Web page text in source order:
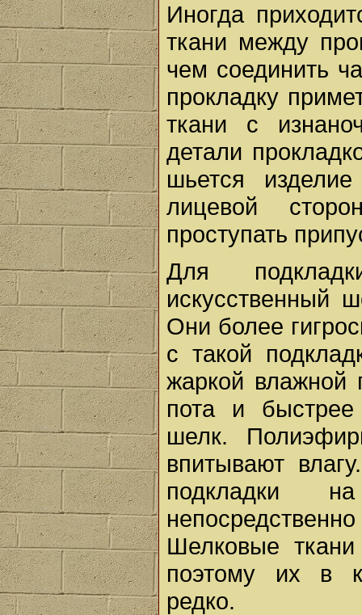
Иногда
ткани между
чем соединить
прокладку
ткани с
детали
шьется
лицевой
проступать
Для
искусственный
Они более
с такой
жаркой влажной
пота и быстрее
шелк.
впитывают
подкладки
Шелковые
поэтому их в
редко.